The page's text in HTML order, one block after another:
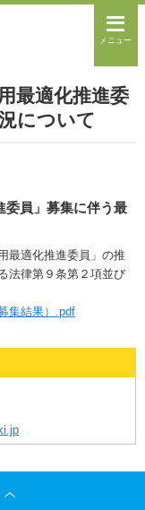
メニュー
最適化推進委
について
委員」募集に伴う最
最適化推進委員」の推
法律第９条第２項並び
集結果）.pdf